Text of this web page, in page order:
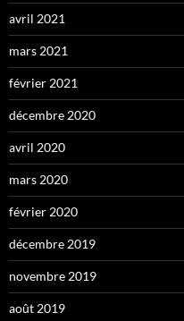
avril 2021
mars 2021
février 2021
décembre 2020
avril 2020
mars 2020
février 2020
décembre 2019
novembre 2019
août 2019